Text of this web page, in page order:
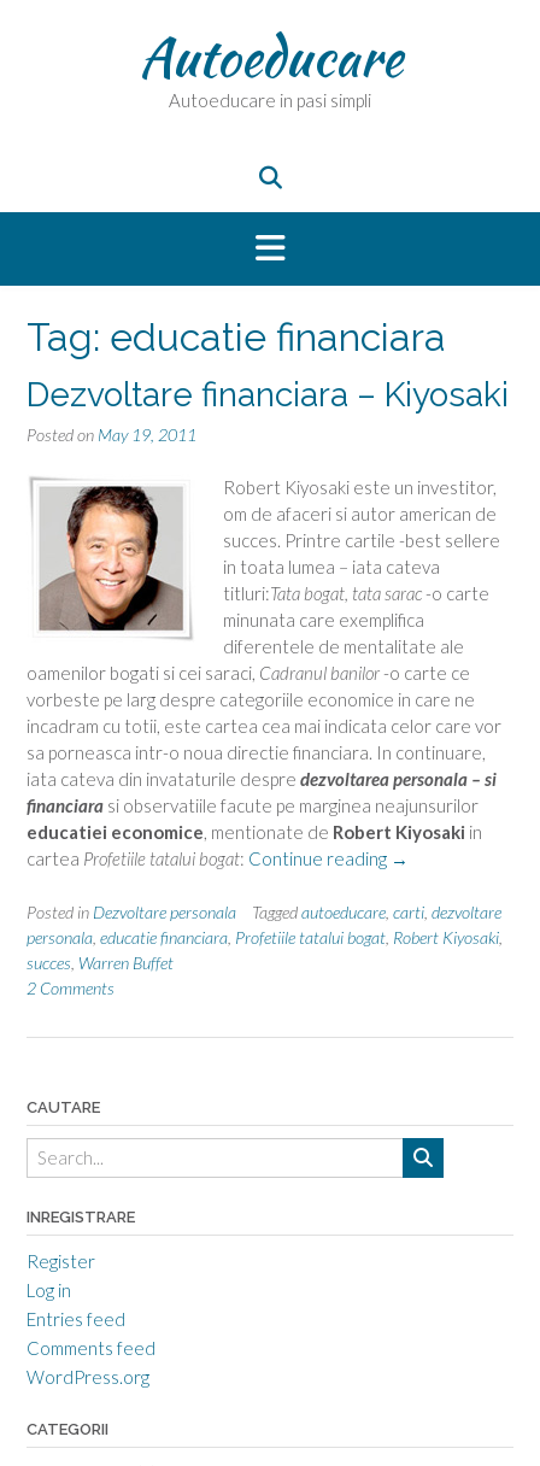
Autoeducare
Autoeducare in pasi simpli
Tag: educatie financiara
Dezvoltare financiara – Kiyosaki
Posted on May 19, 2011
Robert Kiyosaki este un investitor,
om de afaceri si autor american de
succes. Printre cartile -best sellere
in toata lumea – iata cateva
titluri:Tata bogat, tata sarac-o carte
minunata care exemplifica
diferentele de mentalitate ale
oamenilor bogati si cei saraci, Cadranul banilor-o carte ce
vorbeste pe larg despre categoriile economice in care ne
incadram cu totii, este cartea cea mai indicata celor care vor
sa porneasca intr-o noua directie financiara. In continuare,
iata cateva din invataturile despre dezvoltarea personala – si
financiara si observatiile facute pe marginea neajunsurilor
educatiei economice, mentionate de Robert Kiyosaki in
cartea Profetiile tatalui bogat: Continue reading “Dezvoltare
–
Kiyosaki”
→
Posted in Dezvoltare personala Taggedautoeducare carti dezvoltare
personala educatie financiara Profetiile tatalui bogat Robert Kiyosaki
succes Warren Buffet
2 Comments
CAUTARE
INREGISTRARE
Register
Log in
Entries feed
Comments feed
WordPress.org
CATEGORII